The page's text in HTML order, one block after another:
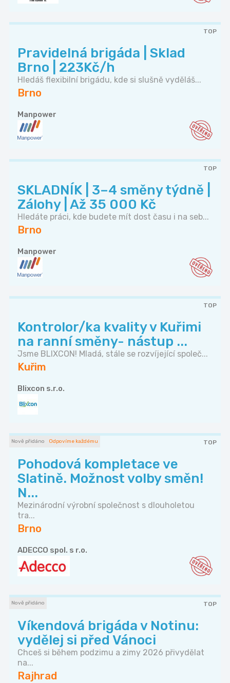
TOP
Pravidelná brigáda | Sklad
Brno | 223Kč/h
Hledáš flexibilní brigádu, kde si slušně vyděláš...
Brno
Manpower
TOP
SKLADNÍK | 3–4 směny týdně |
Zálohy | Až 35 000 Kč
Hledáte práci, kde budete mít dost času i na seb...
Brno
Manpower
TOP
Kontrolor/ka kvality v Kuřimi
na ranní směny- nástup ...
Jsme BLIXCON! Mladá, stále se rozvíjející společ...
Kuřim
Blixcon s.r.o.
Nově přidáno Odpovíme každému TOP
Pohodová kompletace ve
Slatině. Možnost volby směn!
N...
Mezinárodní výrobní společnost s dlouholetou
tra...
Brno
ADECCO spol. s r.o.
Nově přidáno TOP
Víkendová brigáda v Notinu:
vydělej si před Vánoci
Chceš si během podzimu a zimy 2026 přivydělat
na...
Rajhrad